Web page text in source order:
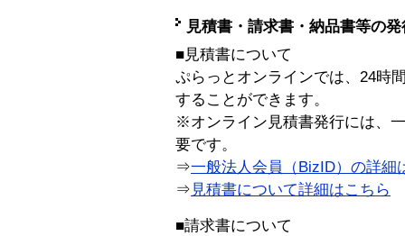
見積書・請求書・納品書等の
■見積書について
ぷらっとオンラインでは、24時
することができます。
※オンライン見積書発行には、
要です。
⇒一般法人会員（BizID）の詳細
⇒ 見積書について詳細はこちら
■請求書について